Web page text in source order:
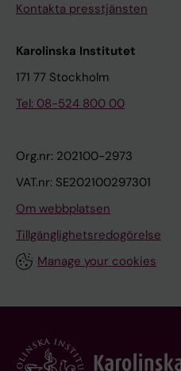
Kontakta presstjänsten
Karolinska Institutet
171 77 Stockholm
Tel: 08-524 800 00
Org.nr: 202100-2973
VAT.nr: SE202100297301
Om webbplatsen
Tillgänglighetsredogörelse
Manage your cookies